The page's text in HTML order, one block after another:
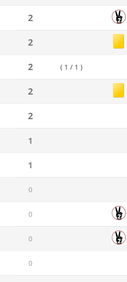
2
2
2 ( 1 / 1 )
2
2
1
1
0
0
0
0